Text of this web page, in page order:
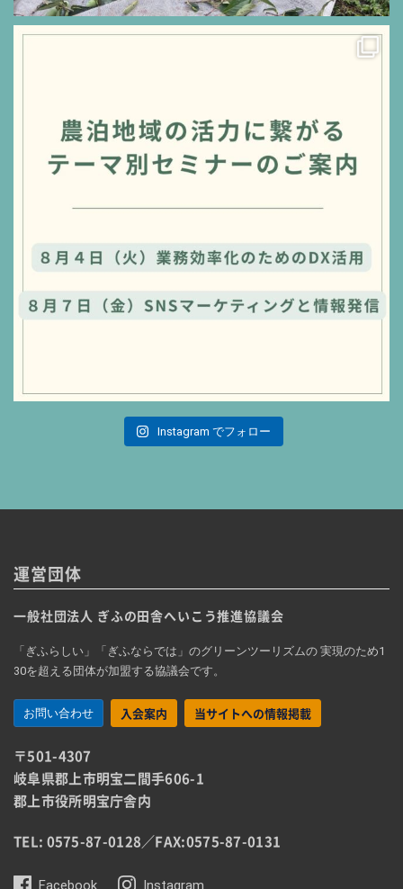
Instagram でフォロー
運営団体
一般社団法人 ぎふの田舎へいこう推進協議会
「ぎふらしい」「ぎふならでは」のグリーンツーリズムの 実現のため1
30を超える団体が加盟する協議会です。
お問い合わせ 入会案内 当サイトへの情報掲載
〒501-4307
岐阜県郡上市明宝二間手606-1
郡上市役所明宝庁舎内
TEL: 0575-87-0128／FAX:0575-87-0131
Facebook Instagram